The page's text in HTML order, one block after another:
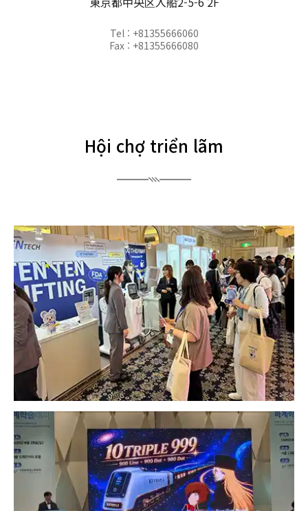
Tel : +81355666060
Fax : +81355666080
Hội chợ triển lãm